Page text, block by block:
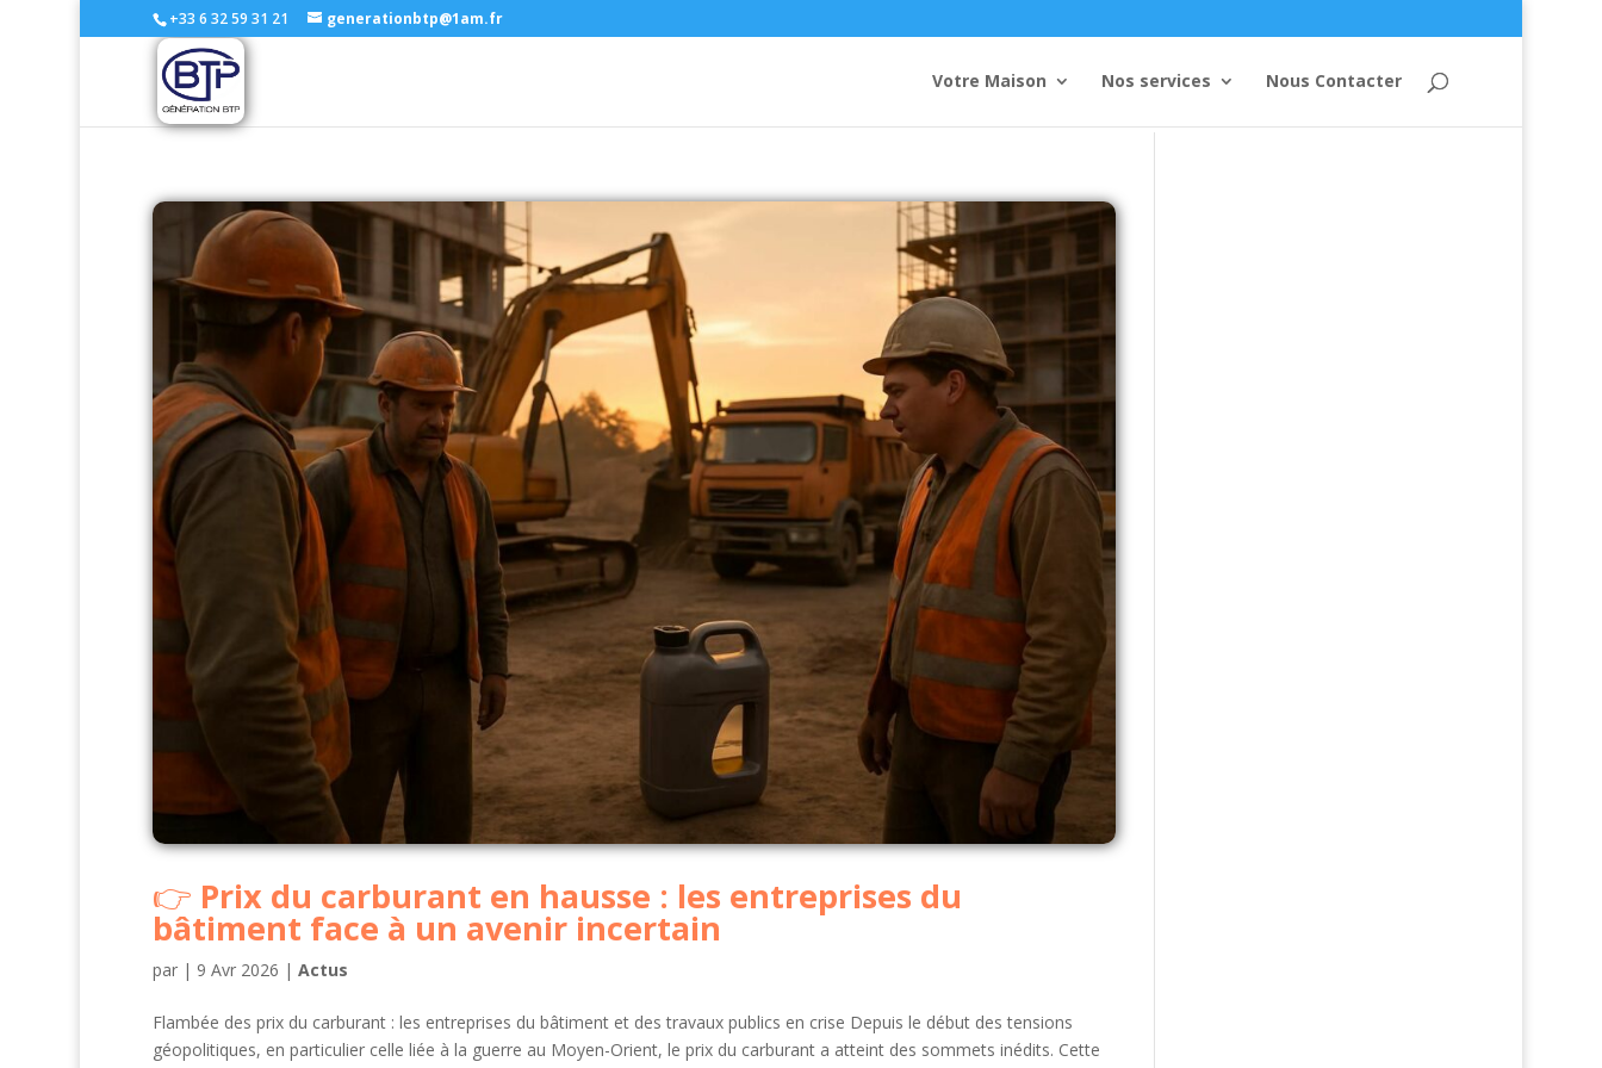
+33 6 32 59 31 21 generationbtp@1am.fr
Votre Maison Nos services Nous Contacter
Prix du carburant en hausse : les entreprises du
bâtiment face à un avenir incertain
par | 9 Avr 2026 | Actus
Flambée des prix du carburant : les entreprises du bâtiment et des travaux publics en crise Depuis le début des tensions
géopolitiques, en particulier celle liée à la guerre au Moyen-Orient, le prix du carburant a atteint des sommets inédits. Cette